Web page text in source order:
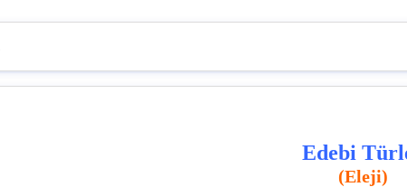
Edebi
(Eleji)